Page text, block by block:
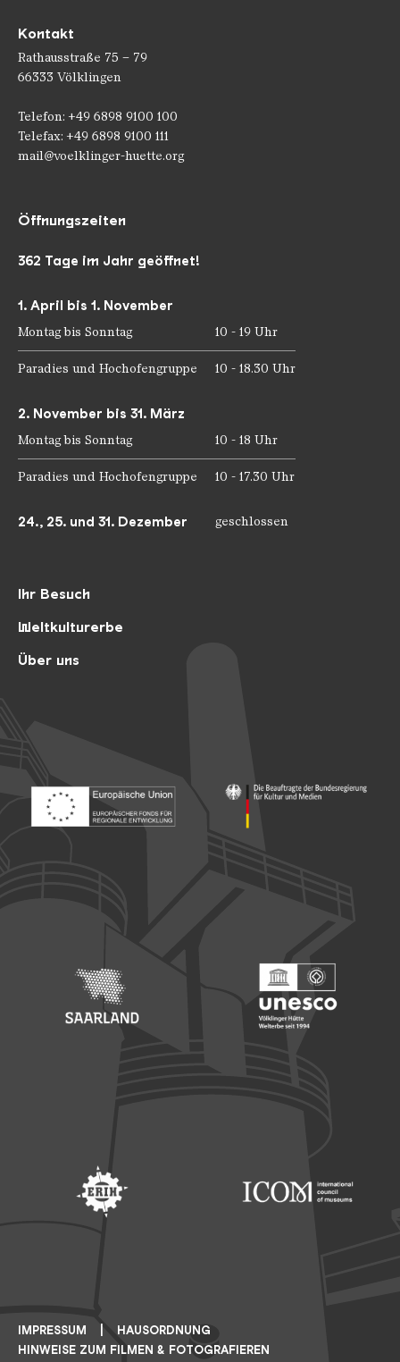
Kontakt
Rathausstraße 75 – 79
66333 Völklingen
Telefon: +49 6898 9100 100
Telefax: +49 6898 9100 111
mail@voelklinger-huette.org
Ihr Besuch
Weltkulturerbe
Über uns
Öffnungszeiten
362 Tage im Jahr geöffnet!
1. April bis 1. November
Montag bis Sonntag 10 - 19 Uhr
Paradies und Hochofengruppe 10 - 18.30 Uhr
2. November bis 31. März
Montag bis Sonntag 10 - 18 Uhr
Paradies und Hochofengruppe 10 - 17.30 Uhr
24., 25. und 31. Dezember geschlossen
IMPRESSUM
HAUSORDNUNG
HINWEISE ZUM FILMEN & FOTOGRAFIEREN